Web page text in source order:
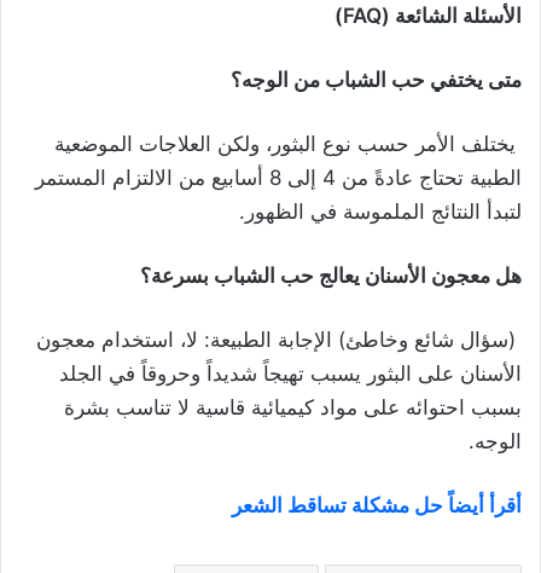
الأسئلة الشائعة (FAQ)
متى يختفي حب الشباب من الوجه؟
يختلف الأمر حسب نوع البثور، ولكن العلاجات الموضعية
الطبية تحتاج عادةً من 4 إلى 8 أسابيع من الالتزام المستمر
لتبدأ النتائج الملموسة في الظهور.
هل معجون الأسنان يعالج حب الشباب بسرعة؟
(سؤال شائع وخاطئ) الإجابة الطبيعة: لا، استخدام معجون
الأسنان على البثور يسبب تهيجاً شديداً وحروقاً في الجلد
بسبب احتوائه على مواد كيميائية قاسية لا تناسب بشرة
الوجه.
أقرأ أيضاً حل مشكلة تساقط الشعر